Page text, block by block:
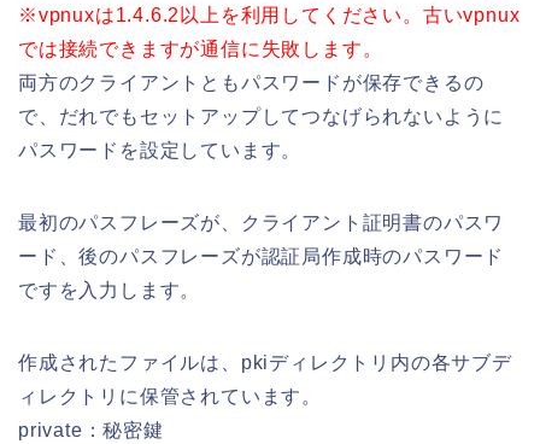
※vpnuxは1.4.6.2以上を利用してください。古いvpnux
では接続できますが通信に失敗します。
両方のクライアントともパスワードが保存できるの
で、だれでもセットアップしてつなげられないように
パスワードを設定しています。
最初のパスフレーズが、クライアント証明書のパスワ
ード、後のパスフレーズが認証局作成時のパスワード
ですを入力します。
作成されたファイルは、pkiディレクトリ内の各サブデ
ィレクトリに保管されています。
private：秘密鍵